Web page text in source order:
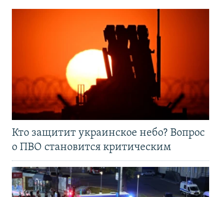
Кто защитит украинское небо? Вопрос
о ПВО становится критическим